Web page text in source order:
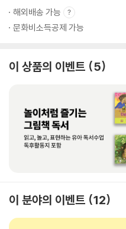
해외배송 가능
문화비소득공제 가능
이 상품의 이벤트 5
이 분야의 이벤트 12